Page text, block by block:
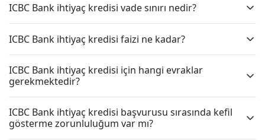
ICBC Bank ihtiyaç kredisi vade sınırı nedir?
ICBC Bank ihtiyaç kredisi faizi ne kadar?
ICBC Bank ihtiyaç kredisi için hangi evraklar
gerekmektedir?
ICBC Bank ihtiyaç kredisi başvurusu sırasında kefil
gösterme zorunluluğum var mı?